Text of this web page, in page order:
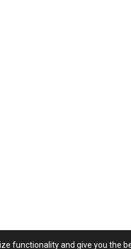
functionality and give you the